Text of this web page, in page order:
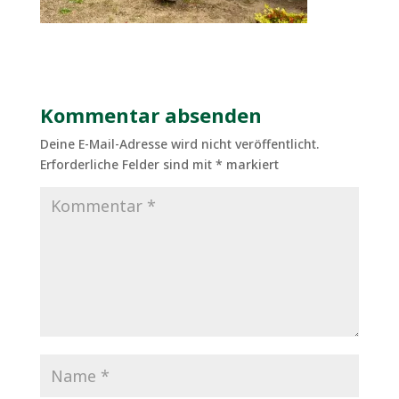
Kommentar absenden
Deine E-Mail-Adresse wird nicht veröffentlicht.
Erforderliche Felder sind mit * markiert